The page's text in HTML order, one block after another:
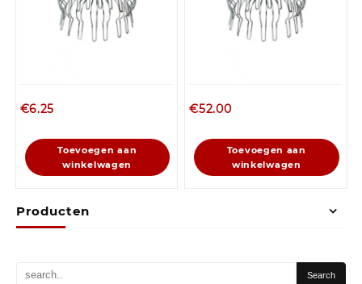
Producten
€6.25
Toevoegen aan
winkelwagen
€52.00
Toevoegen aan
winkelwagen